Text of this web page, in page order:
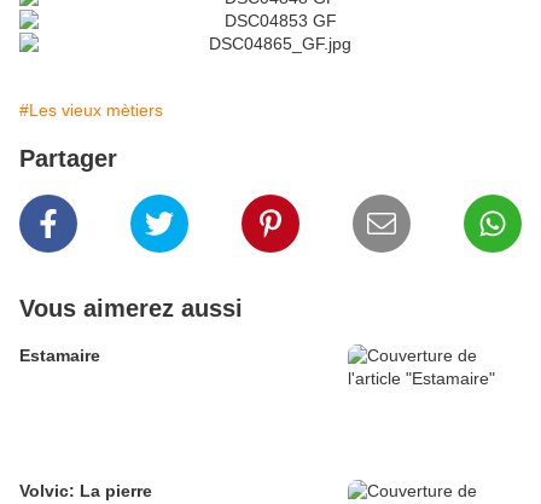
#Les vieux mètiers
Partager
Vous aimerez aussi
Estamaire
Volvic: La pierre